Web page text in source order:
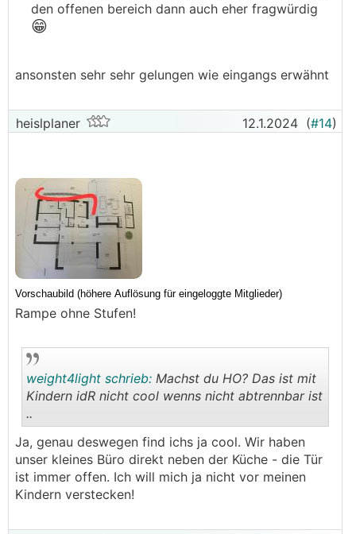
den offenen bereich dann auch eher fragwürdig
😁
ansonsten sehr sehr gelungen wie eingangs erwähnt
heislplaner 12.1.2024 (#14)
Rampe ohne Stufen!
..
weight4light schrieb: Machst du HO? Das ist mit
Kindern idR nicht cool wenns nicht abtrennbar ist
..
Ja, genau deswegen find ichs ja cool. Wir haben
unser kleines Büro direkt neben der Küche - die Tür
ist immer offen. Ich will mich ja nicht vor meinen
Kindern verstecken!